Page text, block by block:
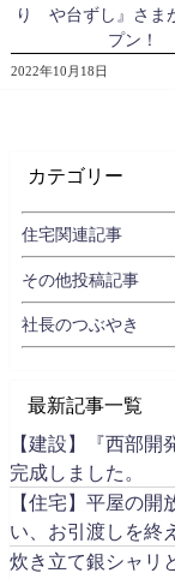
り や台ずし』さま
プン！
2022年10月18日
カテゴリー
住宅関連記事
その他投稿記事
社長のつぶやき
最新記事一覧
【建設】『西部
完成しました。
【住宅】平屋の開
い、お引渡しを終
炊き立て銀シャリ